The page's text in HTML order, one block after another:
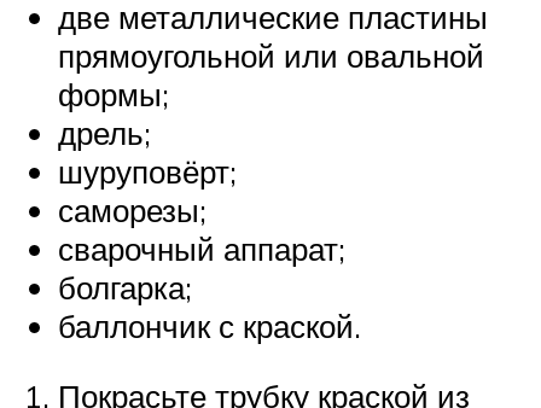
две металлические пластины
прямоугольной или овальной
формы;
дрель;
шуруповёрт;
саморезы;
сварочный аппарат;
болгарка;
баллончик с краской.
Покрасьте трубку краской из